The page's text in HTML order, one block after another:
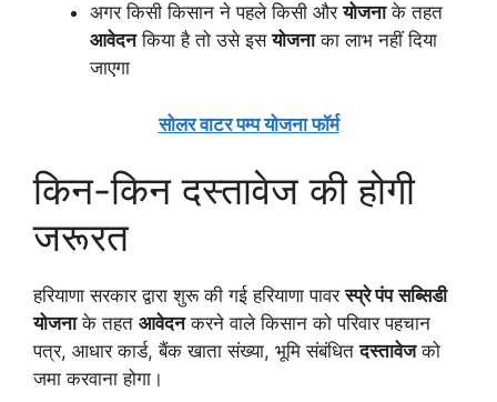
अगर किसी किसान ने पहले किसी औरयोजनाके तहत
आवेदनकिया है तो उसे इसयोजनाका लाभ नहीं दिया
जाएगा
सोलर वाटर पम्प योजना फॉर्म
किन-किन दस्तावेज की होगी
जरूरत
हरियाणा सरकार द्वारा शुरू की गई हरियाणा पावरस्प्रे पंप सब्सिडी
योजनाके तहत आवेदनकरने वाले किसान को परिवार पहचान
पत्र, आधार कार्ड, बैंक खाता संख्या, भूमि संबंधितदस्तावेजको
जमा करवाना होगा।